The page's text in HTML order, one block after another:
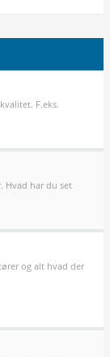
F.eks.
Hvad har du set
og alt hvad der